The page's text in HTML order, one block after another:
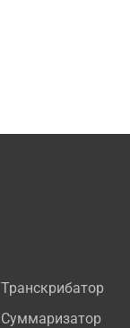
Транскрибатор
Суммаризатор